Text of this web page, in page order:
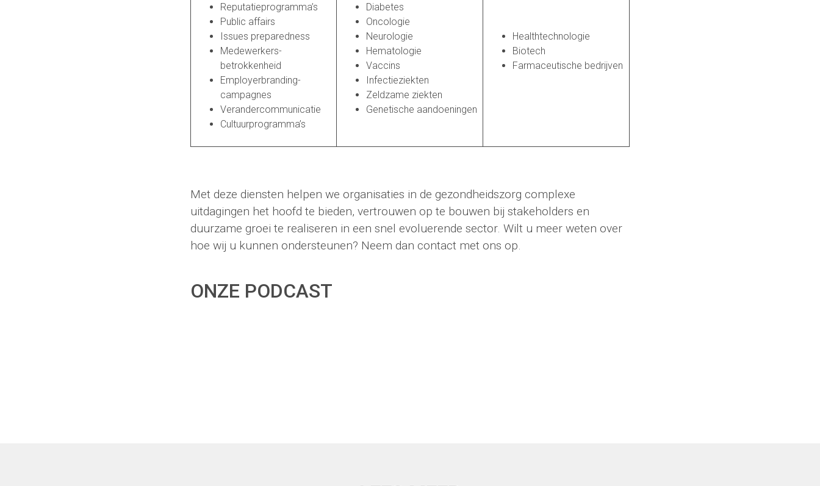
Reputatieprogramma’s
Public affairs
Issues preparedness
Medewerkers-
betrokkenheid
Employerbranding-
campagnes
Verandercommunicatie
Cultuurprogramma’s
Diabetes
Oncologie
Neurologie
Hematologie
Vaccins
Infectieziekten
Zeldzame ziekten
Genetische aandoeningen
Healthtechnologie
Biotech
Farmaceutische bedrijven
Met deze diensten helpen we organisaties in de gezondheidszorg complexe
uitdagingen het hoofd te bieden, vertrouwen op te bouwen bij stakeholders en
duurzame groei te realiseren in een snel evoluerende sector. Wilt u meer weten over
hoe wij u kunnen ondersteunen? Neem dan contact met ons op.
ONZE PODCAST